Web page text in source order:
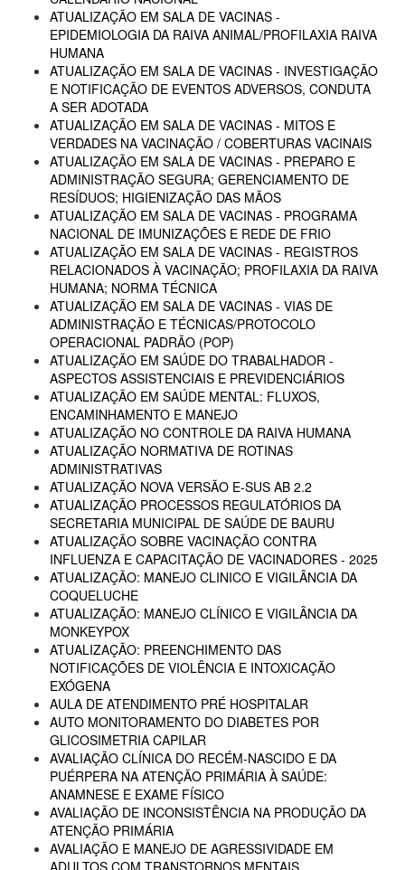
ATUALIZAÇÃO EM SALA DE VACINAS -
EPIDEMIOLOGIA DA RAIVA ANIMAL/PROFILAXIA RAIVA
HUMANA
ATUALIZAÇÃO EM SALA DE VACINAS - INVESTIGAÇÃO
E NOTIFICAÇÃO DE EVENTOS ADVERSOS, CONDUTA
A SER ADOTADA
ATUALIZAÇÃO EM SALA DE VACINAS - MITOS E
VERDADES NA VACINAÇÃO / COBERTURAS VACINAIS
ATUALIZAÇÃO EM SALA DE VACINAS - PREPARO E
ADMINISTRAÇÃO SEGURA; GERENCIAMENTO DE
RESÍDUOS; HIGIENIZAÇÃO DAS MÃOS
ATUALIZAÇÃO EM SALA DE VACINAS - PROGRAMA
NACIONAL DE IMUNIZAÇÕES E REDE DE FRIO
ATUALIZAÇÃO EM SALA DE VACINAS - REGISTROS
RELACIONADOS À VACINAÇÃO; PROFILAXIA DA RAIVA
HUMANA; NORMA TÉCNICA
ATUALIZAÇÃO EM SALA DE VACINAS - VIAS DE
ADMINISTRAÇÃO E TÉCNICAS/PROTOCOLO
OPERACIONAL PADRÃO (POP)
ATUALIZAÇÃO EM SAÚDE DO TRABALHADOR -
ASPECTOS ASSISTENCIAIS E PREVIDENCIÁRIOS
ATUALIZAÇÃO EM SAÚDE MENTAL: FLUXOS,
ENCAMINHAMENTO E MANEJO
ATUALIZAÇÃO NO CONTROLE DA RAIVA HUMANA
ATUALIZAÇÃO NORMATIVA DE ROTINAS
ADMINISTRATIVAS
ATUALIZAÇÃO NOVA VERSÃO E-SUS AB 2.2
ATUALIZAÇÃO PROCESSOS REGULATÓRIOS DA
SECRETARIA MUNICIPAL DE SAÚDE DE BAURU
ATUALIZAÇÃO SOBRE VACINAÇÃO CONTRA
INFLUENZA E CAPACITAÇÃO DE VACINADORES - 2025
ATUALIZAÇÃO: MANEJO CLINICO E VIGILÂNCIA DA
COQUELUCHE
ATUALIZAÇÃO: MANEJO CLÍNICO E VIGILÂNCIA DA
MONKEYPOX
ATUALIZAÇÃO: PREENCHIMENTO DAS
NOTIFICAÇÕES DE VIOLÊNCIA E INTOXICAÇÃO
EXÓGENA
AULA DE ATENDIMENTO PRÉ HOSPITALAR
AUTO MONITORAMENTO DO DIABETES POR
GLICOSIMETRIA CAPILAR
AVALIAÇÃO CLÍNICA DO RECÉM-NASCIDO E DA
PUÉRPERA NA ATENÇÃO PRIMÁRIA À SAÚDE:
ANAMNESE E EXAME FÍSICO
AVALIAÇÃO DE INCONSISTÊNCIA NA PRODUÇÃO DA
ATENÇÃO PRIMÁRIA
AVALIAÇÃO E MANEJO DE AGRESSIVIDADE EM
ADULTOS COM TRANSTORNOS MENTAIS